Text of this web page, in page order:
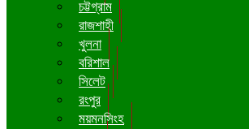
চট্টগ্রাম
রাজশাহী
খুলনা
বরিশাল
সিলেট
রংপুর
ময়মনসিংহ